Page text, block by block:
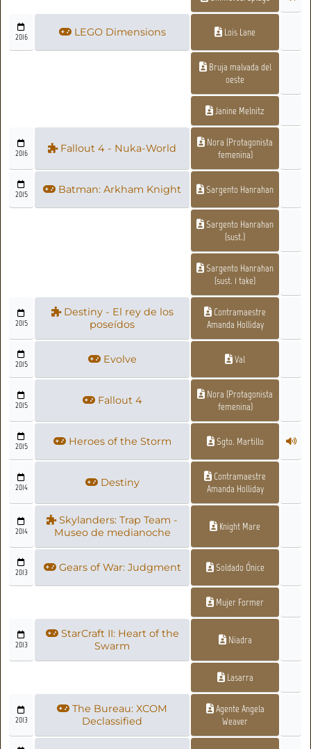
2016 LEGO Dimensions Lois Lane
Bruja malvada del
oeste
Janine Melnitz
2016 Fallout 4 - Nuka-World
Nora (Protagonista
femenina)
2015 Batman: Arkham Knight Sargento Hanrahan
Sargento Hanrahan
(sust.)
Sargento Hanrahan
(sust. 1 take)
2015
Destiny - El rey de los
poseídos
Contramaestre
Amanda Holliday
2015 Evolve Val
2015 Fallout 4
Nora (Protagonista
femenina)
2015 Heroes of the Storm Sgto. Martillo
2014 Destiny
Contramaestre
Amanda Holliday
2014
Skylanders: Trap Team -
Museo de medianoche
Knight Mare
2013 Gears of War: Judgment Soldado Ónice
Mujer Former
2013
StarCraft II: Heart of the
Swarm
Niadra
Lasarra
2013
The Bureau: XCOM
Declassified
Agente Angela
Weaver